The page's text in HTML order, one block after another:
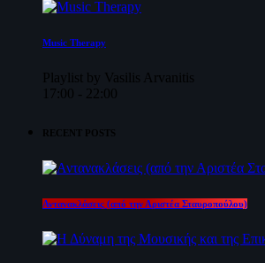
Music Therapy
Playlist by Vasilis Arvanitis
17:00 - 22:00
RECENT POSTS
Αντανακλάσεις (από την Αριστέα Σταυροπούλου)